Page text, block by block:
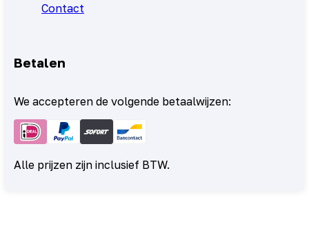
Contact
Betalen
We accepteren de volgende betaalwijzen:
Alle prijzen zijn inclusief BTW.